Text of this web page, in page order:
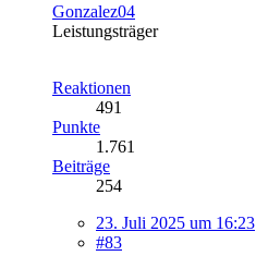
Gonzalez04
Leistungsträger
Reaktionen
491
Punkte
1.761
Beiträge
254
23. Juli 2025 um 16:23
#83